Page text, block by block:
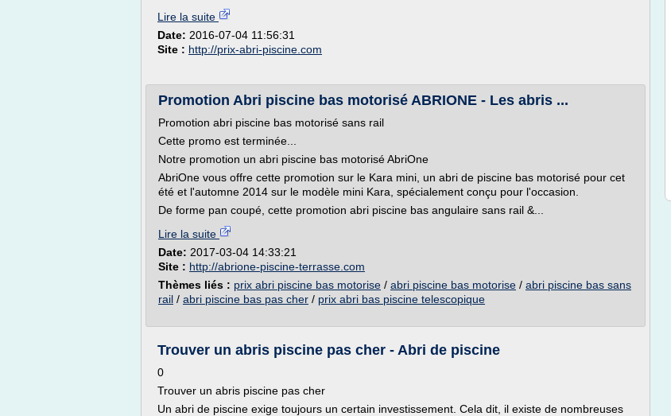
Lire la suite
Date: 2016-07-04 11:56:31
Site : http://prix-abri-piscine.com
Promotion Abri piscine bas motorisé ABRIONE - Les abris ...
Promotion abri piscine bas motorisé sans rail
Cette promo est terminée...
Notre promotion un abri piscine bas motorisé AbriOne
AbriOne vous offre cette promotion sur le Kara mini, un abri de piscine bas motorisé pour cet
été et l'automne 2014 sur le modèle mini Kara, spécialement conçu pour l'occasion.
De forme pan coupé, cette promotion abri piscine bas angulaire sans rail &...
Lire la suite
Date: 2017-03-04 14:33:21
Site : http://abrione-piscine-terrasse.com
Thèmes liés : prix abri piscine bas motorise / abri piscine bas motorise / abri piscine bas sans
rail / abri piscine bas pas cher / prix abri bas piscine telescopique
Trouver un abris piscine pas cher - Abri de piscine
0
Trouver un abris piscine pas cher
Un abri de piscine exige toujours un certain investissement. Cela dit, il existe de nombreuses